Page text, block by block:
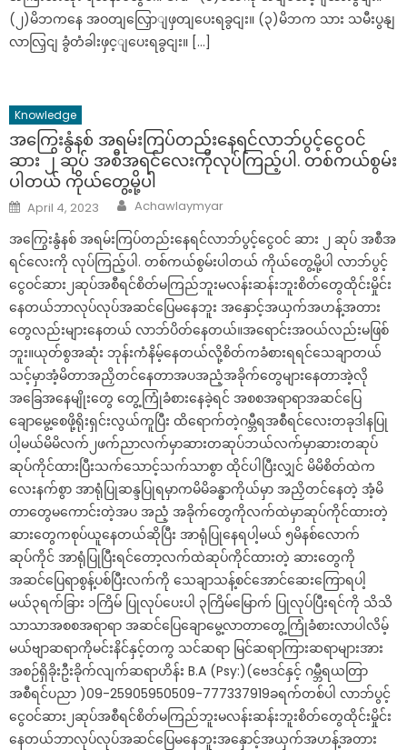
(၂)မိဘကနေ အဝတျလြှောျဖှတျပေးရခွငျး။ (၃)မိဘက သား သမီးပွနျ
လာလြှငျ ခွံတံခါးဖှင့ျပေးရခွငျး။ […]
Knowledge
အကြွေးနွံနစ် အရမ်းကြပ်တည်းနေရင်လာဘ်ပွင့်ငွေဝင်
ဆား ၂ ဆုပ် အစီအရင်လေးကိုလုပ်ကြည့်ပါ. တစ်ကယ်စွမ်း
ပါတယ် ကိုယ်တွေ့မို့ပါ
Posted
on
April 4, 2023 Author
Achawlaymyar
အကြွေးနွံနစ် အရမ်းကြပ်တည်းနေရင်လာဘ်ပွင့်ငွေဝင် ဆား ၂ ဆုပ် အစီအ
ရင်လေးကို လုပ်ကြည့်ပါ. တစ်ကယ်စွမ်းပါတယ် ကိုယ်တွေ့မို့ပါ လာဘ်ပွင့်
ငွေဝင်ဆား၂ဆုပ်အစီရင်စိတ်မကြည်ဘူးမလန်းဆန်းဘူးစိတ်တွေထိုင်းမှိုင်း
နေတယ်ဘာလုပ်လုပ်အဆင်ပြေမနေဘူး အနှောင့်အယှက်အဟန့်အတား
တွေလည်းများနေတယ် လာဘ်ပိတ်နေတယ်။အရောင်းအဝယ်လည်းမဖြစ်
ဘူး။ယုတ်စွအဆုံး ဘုန်းကံနိမ့်နေတယ်လို့စိတ်ကခံစားရရင်သေချာတယ်
သင့်မှာအံ့မိတာအညှိတင်နေတာအပအညံ့အခိုက်တွေများနေတာအဲ့လို
အခြေအနေမျိုးတွေ တွေ့ကြုံခံစားနေခဲ့ရင် အစစအရာရာအဆင်ပြေ
ချောမွေ့စေဖို့ရိုးရှင်းလွယ်ကူပြီး ထိရောက်တဲ့ဂမ္ဘီရအစီရင်လေးတခုဒါနပြု
ပါ့မယ်မိမိလက်၂ဖက်ညာလက်မှာဆားတဆုပ်ဘယ်လက်မှာဆားတဆုပ်
ဆုပ်ကိုင်ထားပြီးသက်သောင့်သက်သာစွာ ထိုင်ပါပြီးလျှင် မိမိစိတ်ထဲက
လေးနက်စွာ အာရုံပြုဆန္ဒပြုရမှာကမိမိခန္ဓာကိုယ်မှာ အညှိတင်နေတဲ့ အံ့မိ
တာတွေမကောင်းတဲ့အပ အညံ့ အခိုက်တွေကိုလက်ထဲမှာဆုပ်ကိုင်ထားတဲ့
ဆားတွေကစုပ်ယူနေတယ်ဆိုပြီး အာရုံပြုနေရပါ့မယ် ၅မိနစ်လောက်
ဆုပ်ကိုင် အာရုံပြုပြီးရင်တော့လက်ထဲဆုပ်ကိုင်ထားတဲ့ ဆားတွေကို
အဆင်ပြေရာစွန့်ပစ်ပြီးလက်ကို သေချာသန့်စင်အောင်ဆေးကြောရပါ့
မယ်၃ရက်ခြား ၁ကြိမ် ပြုလုပ်ပေးပါ ၃ကြိမ်မြောက် ပြုလုပ်ပြီးရင်ကို သိသိ
သာသာအစစအရာရာ အဆင်ပြေချောမွေ့လာတာတွေ့ကြုံခံစားလာပါလိမ့်
မယ်ဗျာဆရာကိုမင်းနိင်နှင့်တကွ သင်ဆရာ မြင်ဆရာကြားဆရာများအား
အစဉ်ရှိခိုးဦးခိုက်လျက်ဆရာဟိန်း B.A (Psy:)(ဗေဒင်နှင့် ဂမ္ဘီရယတြာ
အစီရင်ပညာ )09-25905950509-777337919ခရက်တစ်ပါ လာဘ်ပွင့်
ငွေဝင်ဆား၂ဆုပ်အစီရင်စိတ်မကြည်ဘူးမလန်းဆန်းဘူးစိတ်တွေထိုင်းမှိုင်း
နေတယ်ဘာလုပ်လုပ်အဆင်ပြေမနေဘူးအနှောင့်အယှက်အဟန့်အတား